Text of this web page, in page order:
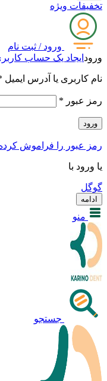
تخفیفات ویژه
ورود / ثبت نام
ورود ایجاد یک حساب
نام کاربری یا آدرس ایمیل
رمز عبور *
ورود
رمز عبور را فراموش کرده
یا ورود با
گوگل
ادامه
منو
جستجو